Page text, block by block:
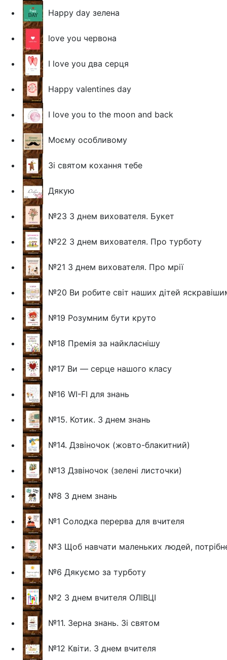
Happy day зелена
love you червона
I love you два серця
Happy valentines day
I love you to the moon and back
Моєму особливому
Зі святом кохання тебе
Дякую
№23 З днем вихователя. Букет
№22 З днем вихователя. Про турботу
№21 З днем вихователя. Про мрії
№20 Ви робите світ наших дітей
№19 Розумним бути круто
№18 Премія за найкласнішу
№17 Ви — серце нашого класу
№16 WI-FI для знань
№15. Котик. З днем знань
№14. Дзвіночок (жовто-блакитний)
№13 Дзвіночок (зелені листочки)
№8 З днем знань
№1 Солодка перерва для вчителя
№3 Щоб навчати маленьких людей,
№6 Дякуємо за турботу
№2 З днем вчителя ОЛІВЦІ
№11. Зерна знань. Зі святом
№12 Квіти. З днем вчителя